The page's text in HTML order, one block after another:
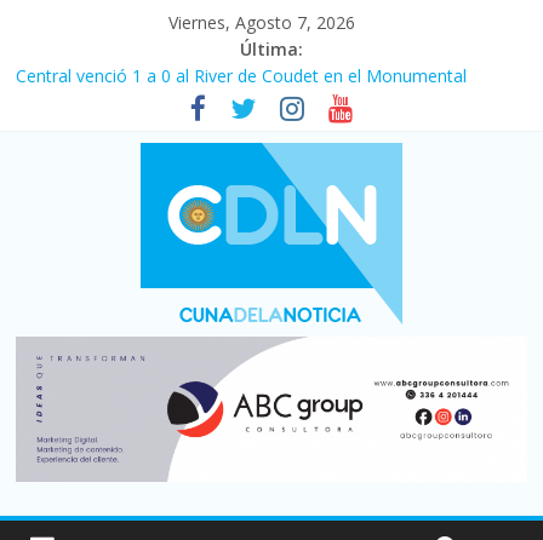
Viernes, Agosto 7, 2026
Última:
Central venció 1 a 0 al River de Coudet en el Monumental
La morosidad alcanzó su nivel más alto en dos décadas y ya
afecta a 400 mil deudores en Santa Fe
Desde que asumió Milei cerraron 41.000 kioscos: el sector
denuncia crisis como en 2001
Vacaciones de invierno con más movimiento y consumo
turístico: 4,6 millones de personas viajaron por el país, un 5,9%
Fuerte caída de la venta de autos usados en julio: bajó un 12,6%